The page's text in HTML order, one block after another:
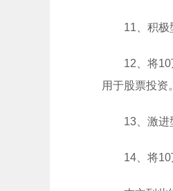
11、积极
12、将
用于股票投资。
13、激进
14、将